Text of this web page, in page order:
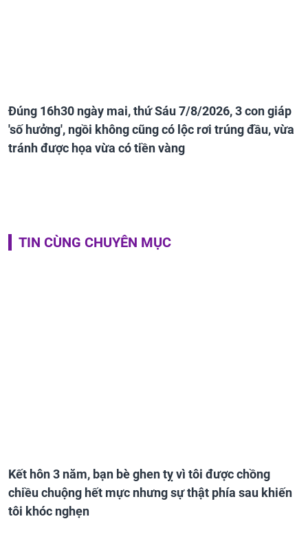
Đúng 16h30 ngày mai, thứ Sáu 7/8/2026, 3 con giáp
'số hưởng', ngồi không cũng có lộc rơi trúng đầu, vừa
tránh được họa vừa có tiền vàng
TIN CÙNG CHUYÊN MỤC
Kết hôn 3 năm, bạn bè ghen tỵ vì tôi được chồng
chiều chuộng hết mực nhưng sự thật phía sau khiến
tôi khóc nghẹn